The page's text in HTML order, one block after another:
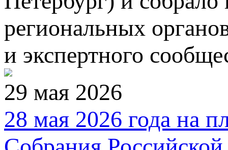
региональных
и экспертного
29 мая 2026
28 мая 2026 года на